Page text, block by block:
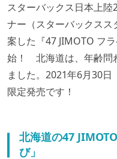
スターバックス日本上陸
ナー（スターバックス
案した『47 JIMOTO フ
始！ 北海道は、年齢問
ました。2021年6月30
限定発売です！
北海道の47
び」